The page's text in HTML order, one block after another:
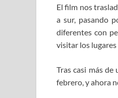
k
n
El film nos
a sur, pasando
diferentes con
visitar los lugares
Tras casi más
febrero, y ahora